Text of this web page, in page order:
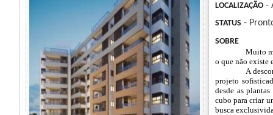
LOCALIZAÇÃO-
STATUS -
SOBRE
Muito
o que não existe
A
projeto
desde as
cubo para criar
busca